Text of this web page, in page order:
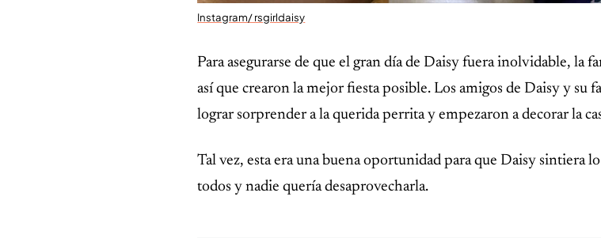
Instagram/ rsgirldaisy
Para asegurarse de que el gran día de Daisy fuera inolvidable, la
así que crearon la mejor fiesta posible. Los amigos de Daisy y su
lograr sorprender a la querida perrita y empezaron a decorar la
Tal vez, esta era una buena oportunidad para que Daisy sintiera
todos y nadie quería desaprovecharla.